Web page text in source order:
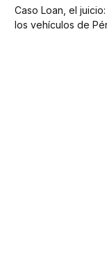
Caso Loan, el
los vehículos de